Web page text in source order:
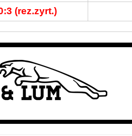
(rez.zyrt.)